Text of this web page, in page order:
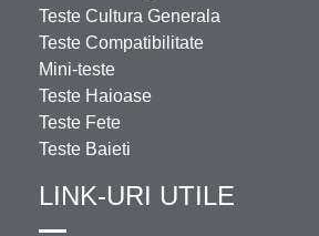
Teste Cultura Generala
Teste Compatibilitate
Mini-teste
Teste Haioase
Teste Fete
Teste Baieti
LINK-URI UTILE